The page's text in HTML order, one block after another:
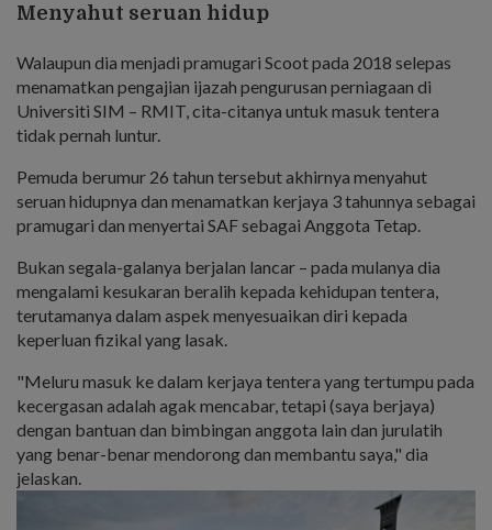
Menyahut seruan hidup
Walaupun dia menjadi pramugari Scoot pada 2018 selepas
menamatkan pengajian ijazah pengurusan perniagaan di
Universiti SIM – RMIT, cita-citanya untuk masuk tentera
tidak pernah luntur.
Pemuda berumur 26 tahun tersebut akhirnya menyahut
seruan hidupnya dan menamatkan kerjaya 3 tahunnya sebagai
pramugari dan menyertai SAF sebagai Anggota Tetap.
Bukan segala-galanya berjalan lancar – pada mulanya dia
mengalami kesukaran beralih kepada kehidupan tentera,
terutamanya dalam aspek menyesuaikan diri kepada
keperluan fizikal yang lasak.
"Meluru masuk ke dalam kerjaya tentera yang tertumpu pada
kecergasan adalah agak mencabar, tetapi (saya berjaya)
dengan bantuan dan bimbingan anggota lain dan jurulatih
yang benar-benar mendorong dan membantu saya," dia
jelaskan.